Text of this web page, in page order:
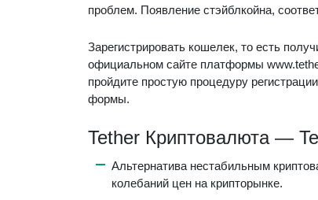
проблем. Появление стэйблкойна,
Зарегистрировать кошелек, то есть
официальном сайте платформы
пройдите простую процедуру
формы.
Tether Криптовалюта —
Альтернатива нестабильным
колебаний цен на крипторынке.